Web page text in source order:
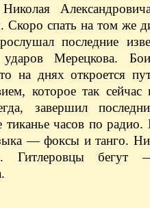
Скоро спать на том же
последние
ударов Мерецкова.
на днях откроется
которое так сейчас
завершил
тиканье часов по
— фоксы и танго.
Гитлеровцы бегут